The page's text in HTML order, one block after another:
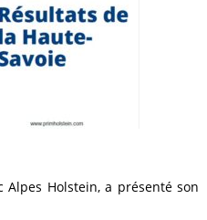
Alpes Holstein, a présenté son